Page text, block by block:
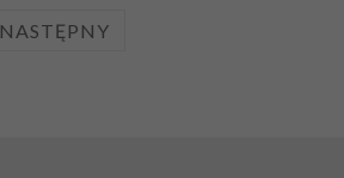
NASTĘPNY